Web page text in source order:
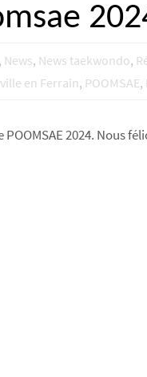
, News, News taekwondo,
en Ferrain, POOMSAE,
2024. Nous